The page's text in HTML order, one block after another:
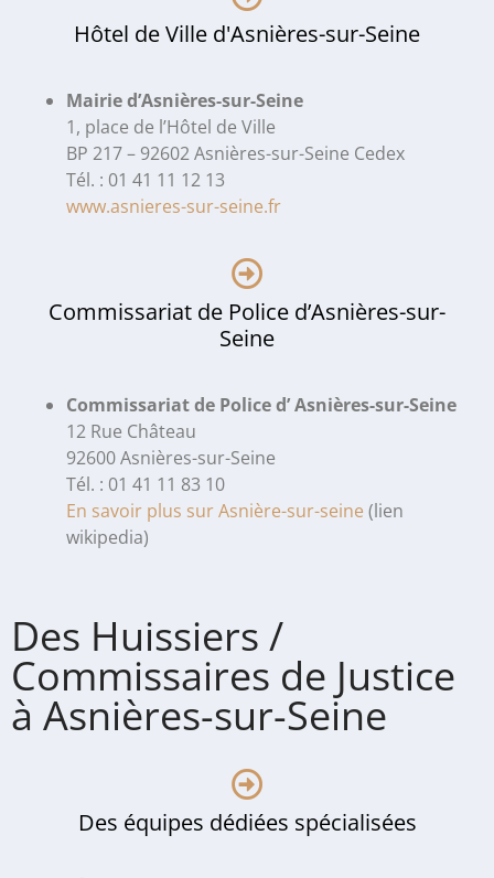
Hôtel de Ville d'Asnières-sur-Seine
Mairie d’Asnières-sur-Seine
1, place de l’Hôtel de Ville
BP 217 – 92602 Asnières-sur-Seine Cedex
Tél. : 01 41 11 12 13
www.asnieres-sur-seine.fr
Commissariat de Police d’Asnières-sur-
Seine
Commissariat de Police d’ Asnières-sur-Seine
12 Rue Château
92600 Asnières-sur-Seine
Tél. : 01 41 11 83 10
En savoir plus sur Asnière-sur-seine (lien
wikipedia)
Des Huissiers /
Commissaires de Justice
à Asnières-sur-Seine
Des équipes dédiées spécialisées